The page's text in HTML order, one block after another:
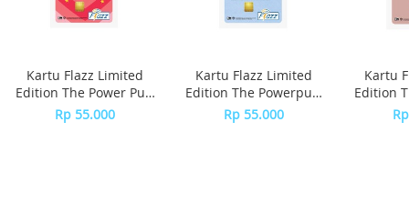
Screen Size
50Hz
Resolution
3,840 x 2,160
Kartu Flazz Limited
Edition The Power Puff
Girls
Rp 55.000
Kartu Flazz Limited
Edition The Powerpuff
Girls - Bubble
Rp 55.000
Kartu
Edition